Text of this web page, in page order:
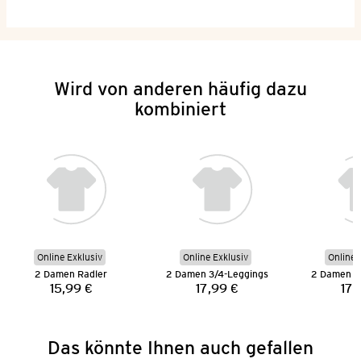
Wird von anderen häufig dazu
kombiniert
Online Exklusiv
2 Damen Radler
Preis:
15,99 €
Online Exklusiv
2 Damen 3/4-Leggings
Preis:
17,99 €
Online
2 Damen
Das könnte Ihnen auch gefallen